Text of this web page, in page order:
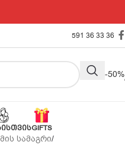
591 36 33 36
Outlet -50%
GIFTS
სამაგრი/